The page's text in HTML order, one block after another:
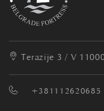
Terazije 3 / V
+381112620685